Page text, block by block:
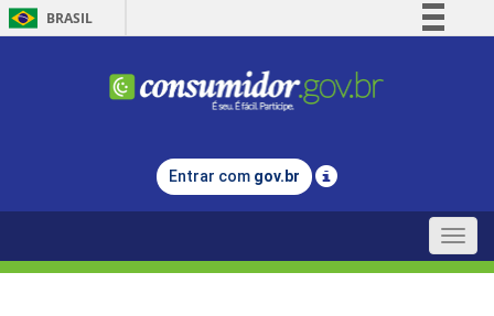
BRASIL
Comunica BR
Legislação
Entrar com gov.br
Toggle